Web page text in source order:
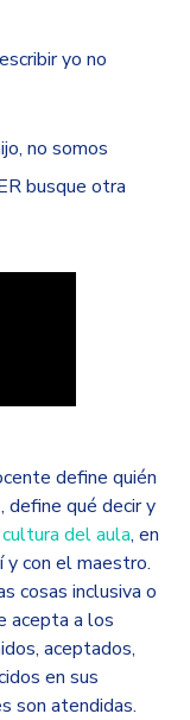
yo no
no somos
busque otra
define quién
define qué decir y
cultura del aula, en
y con el maestro.
cosas inclusiva o
acepta a los
aceptados,
en sus
son atendidas.